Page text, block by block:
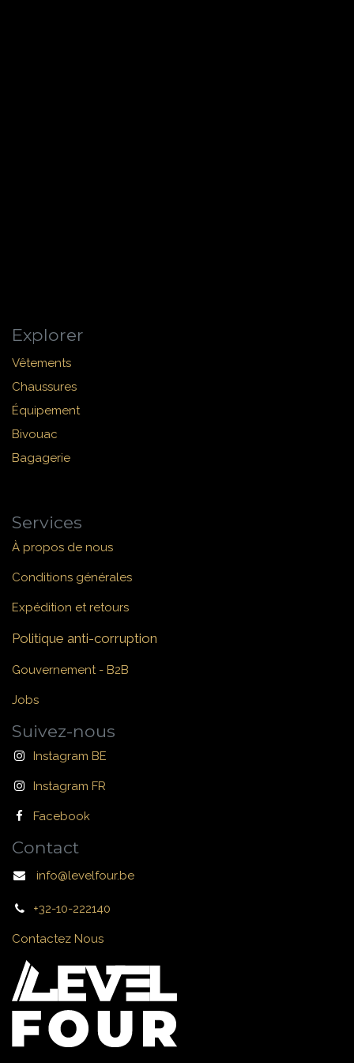
Explorer
Vêtements
Chaussures
Équipement
Bivouac
Bagagerie
Services
À propos de nous
Conditions générales
Expédition et retours
Politique anti-corruption
Gouvernement - B2B
Jobs
Suivez-nous
Instagram BE
Instagram FR
Facebook
Contact
info@levelfour.be
+32-10-222140
Contactez Nous